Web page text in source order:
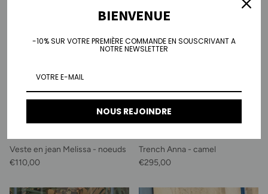
Veste en jean Melissa - noeuds
Prix habituel
€110,00
Trench Anna - camel
Prix habituel
€295,00
BIENVENUE
-10% SUR VOTRE PREMIÈRE COMMANDE EN SOUSCRIVANT A
NOTRE NEWSLETTER
NOUS REJOINDRE